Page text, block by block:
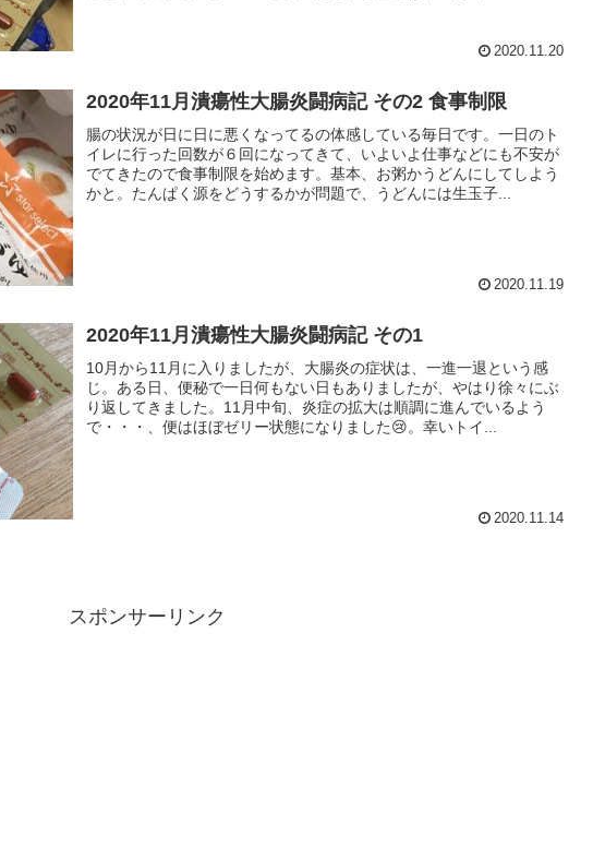
2020.11.20
2020年11月潰瘍性大腸炎闘病記 その2 食事制限
腸の状況が日に日に悪くなってるの体感している毎日です。一日のト
イレに行った回数が６回になってきて、いよいよ仕事などにも不安が
でてきたので食事制限を始めます。基本、お粥かうどんにしてしよう
かと。たんぱく源をどうするかが問題で、うどんには生玉子...
2020.11.19
2020年11月潰瘍性大腸炎闘病記 その1
10月から11月に入りましたが、大腸炎の症状は、一進一退という感
じ。ある日、便秘で一日何もない日もありましたが、やはり徐々にぶ
り返してきました。11月中旬、炎症の拡大は順調に進んでいるよう
で・・・、便はほぼゼリー状態になりました😢。幸いトイ...
2020.11.14
スポンサーリンク